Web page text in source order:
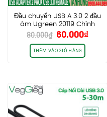
Đầu chuyển USB A 3.0 2 đầu
âm Ugreen 20119 Chính
hãng cao cấp
80.000₫ Giá
gốc
là:
80.000₫.
60.000₫Giá
THÊM VÀO GIỎ HÀNG